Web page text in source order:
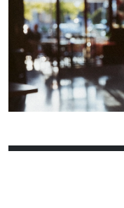
03
04 05
10
11 12
17
18